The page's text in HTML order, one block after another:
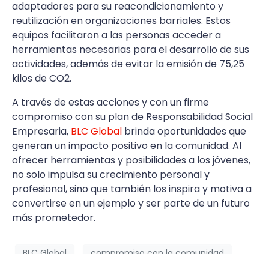
adaptadores para su reacondicionamiento y
reutilización en organizaciones barriales. Estos
equipos facilitaron a las personas acceder a
herramientas necesarias para el desarrollo de sus
actividades, además de evitar la emisión de 75,25
kilos de CO2.
A través de estas acciones y con un firme
compromiso con su plan de Responsabilidad Social
Empresaria, BLC Global brinda oportunidades que
generan un impacto positivo en la comunidad. Al
ofrecer herramientas y posibilidades a los jóvenes,
no solo impulsa su crecimiento personal y
profesional, sino que también los inspira y motiva a
convertirse en un ejemplo y ser parte de un futuro
más prometedor.